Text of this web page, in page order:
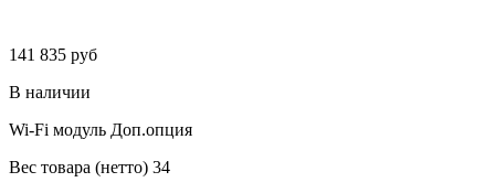
141 835 руб
В наличии
Wi-Fi модуль Доп.опция
Вес товара (нетто) 34